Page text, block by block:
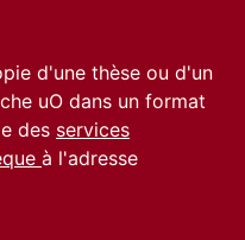
d'une thèse ou d'un
uO dans un format
des services
à l'adresse